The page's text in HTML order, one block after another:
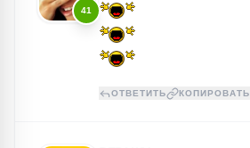
41
ОТВЕТИТЬ КОПИРОВАТЬ